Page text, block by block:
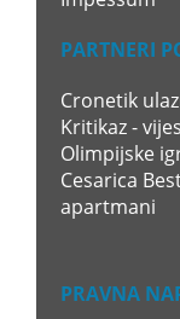
PARTNERI
Cronetik
Kritikaz -
Olimpijske
Cesarica
apartmani
PRAVNA